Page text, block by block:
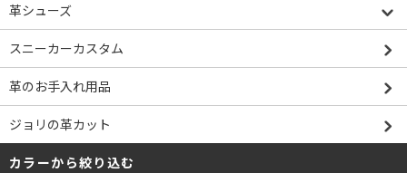
革シューズ
スニーカーカスタム
革のお手入れ用品
ジョリの革カット
カラーから絞り込む